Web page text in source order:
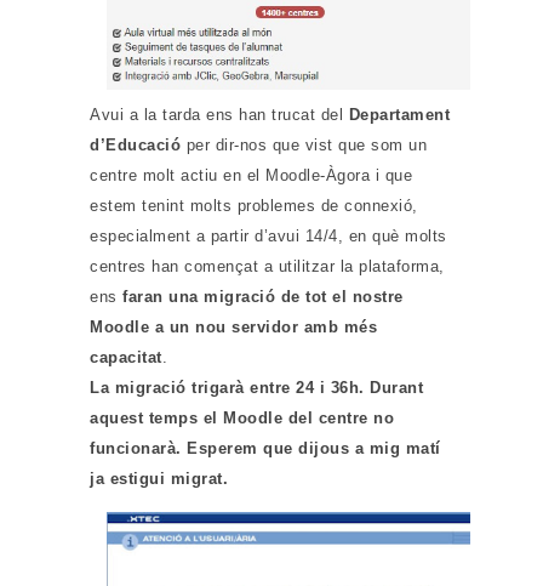
Avui a la tarda ens han trucat del
Departament
d’Educació per dir-nos que vist que som un
centre molt actiu en el Moodle-Àgora i que
estem tenint molts problemes de connexió,
especialment a partir d’avui 14/4, en què molts
centres han començat a utilitzar la plataforma,
ens faran una migració de tot el nostre
Moodle a un nou servidor amb més
capacitat
La migració trigarà entre 24 i 36h. Durant
aquest temps el Moodle del centre no
funcionarà. Esperem que dijous a mig matí
ja estigui migrat.